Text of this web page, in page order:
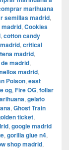
marihuana
semillas madrid,
madrid, Cookies
, cotton candy
, critical
madrid,
madrid,
madrid,
Poison, east
og, Fire OG, follar
, gelato
, Ghost Train
ticket,
, google madrid
, gorilla glue n4,
shop madrid,